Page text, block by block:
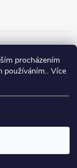
procházením
používáním.. Více
vyhrazena.